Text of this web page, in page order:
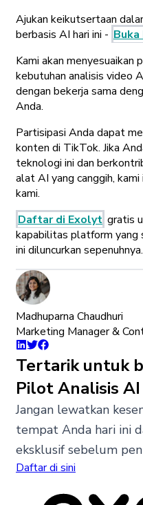
Ajukan keikutsertaan
berbasis AI hari ini -
Kami akan menyesuaikan
kebutuhan analisis video
dengan bekerja sama
Anda.
Partisipasi Anda dapat
konten di TikTok. Jika
teknologi ini dan
alat AI yang canggih,
kami.
Daftar di Exolyt gratis
kapabilitas platform yang
ini diluncurkan sepenuhnya.
Madhuparna Chaudhuri
Marketing Manager &
Tertarik untuk
Pilot Analisis
Jangan lewatkan
tempat Anda hari ini
eksklusif sebelum
Daftar di sini